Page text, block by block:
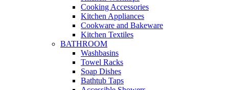
Cooking Accessories
Kitchen Appliances
Cookware and Bakeware
Kitchen Textiles
BATHROOM
Washbasins
Towel Racks
Soap Dishes
Bathtub Taps